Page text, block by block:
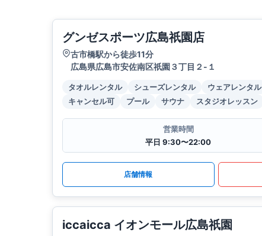
グンゼスポーツ広島祇園店
古市橋駅から徒歩11分
広島県広島市安佐南区祇園３丁目２-１
タオルレンタル シューズレンタル ウェアレンタル
キャンセル可
プール サウナ スタジオレッスン
営業時間
平日 9:30〜22:00
店舗情報
iccaicca イオンモール広島祇園